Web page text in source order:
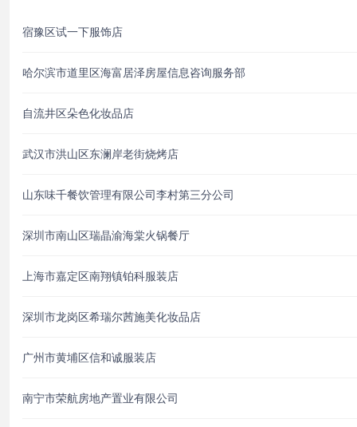
宿豫区试一下服饰店
哈尔滨市道里区海富居泽房屋信息咨询服务部
自流井区朵色化妆品店
武汉市洪山区东澜岸老街烧烤店
山东味千餐饮管理有限公司李村第三分公司
深圳市南山区瑞晶渝海棠火锅餐厅
上海市嘉定区南翔镇铂科服装店
深圳市龙岗区希瑞尔茜施美化妆品店
广州市黄埔区信和诚服装店
南宁市荣航房地产置业有限公司